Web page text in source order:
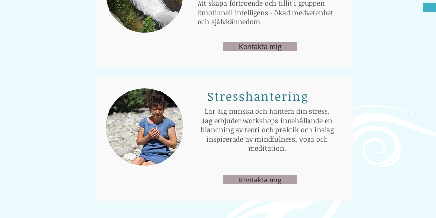
Att skapa förtroende och tillit i gruppen
Emotionell intelligens - ökad medvetenhet
och självkännedom
Kontakta mig
Stresshantering
Lär dig minska och hantera din stress.
Jag erbjuder workshops innehållande en
blandning av teori och praktik och inslag
inspirerade av mindfulness, yoga och
meditation.
Kontakta mig